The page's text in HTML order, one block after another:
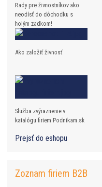
Rady pre živnostníkov ako
neodísť do dôchodku s
holým zadkom!
Ako založiť živnosť
Služba zvýraznenie v
katalógu firiem Podnikam.sk
Prejsť do eshopu
Zoznam firiem B2B